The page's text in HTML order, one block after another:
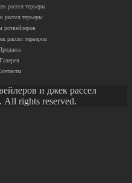
рассел терьеры
рассел терьеры
ротвейлеров
рассел терьеров
Галерея
и джек рассел
All rights reserved.